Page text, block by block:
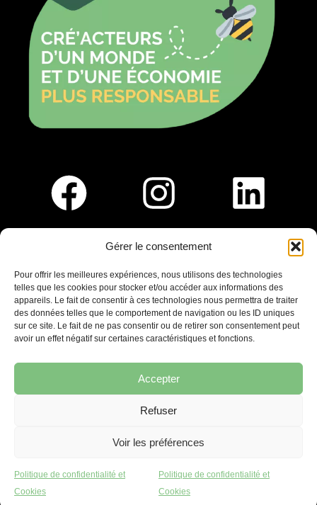
Gérer le consentement
Pour offrir les meilleures expériences, nous utilisons des technologies
telles que les cookies pour stocker et/ou accéder aux informations des
appareils. Le fait de consentir à ces technologies nous permettra de traiter
des données telles que le comportement de navigation ou les ID uniques
sur ce site. Le fait de ne pas consentir ou de retirer son consentement peut
avoir un effet négatif sur certaines caractéristiques et fonctions.
Accepter
Refuser
Voir les préférences
Politique de confidentialité et
Cookies
Politique de confidentialité et
Cookies
Saint-Germain-En-Laye
Ligne R2-Nord
Tramway T13
20mins à pied du RER A